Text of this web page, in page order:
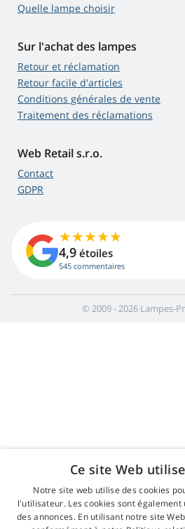
Quelle lampe choisir
Sur l'achat des lampes
Retour et réclamation
Retour facile d'articles
Conditions générales de vente
Traitement des réclamations
Web Retail s.r.o.
Contact
GDPR
4,9 étoiles
545 commentaires
© 2009 - 2026 Lampes-
Ce site Web
Notre site web utilise des cookies
l'utilisateur. Les cookies sont
des annonces. En utilisant notre site